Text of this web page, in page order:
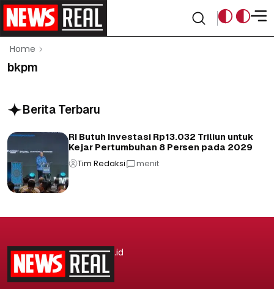
Home
bkpm
Berita Terbaru
RI Butuh Investasi Rp13.032 Triliun untuk
Kejar Pertumbuhan 8 Persen pada 2029
Tim Redaksi menit
.id